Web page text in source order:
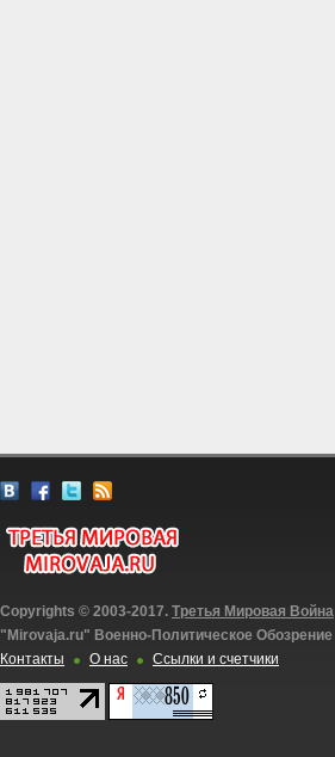
Copyrights © 2003-2017. Третья Мировая Война
"Mirovaja.ru" Военно-Политическое Обозрение
Контакты
О нас Ссылки и счетчики